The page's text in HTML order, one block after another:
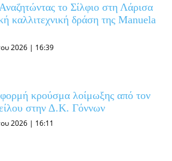
το Σίλφιο στη Λάρισα
καλλιτεχνική δράση της Manuela
2026 | 16:39
κρούσμα λοίμωξης από τον
στην Δ.Κ. Γόννων
2026 | 16:11